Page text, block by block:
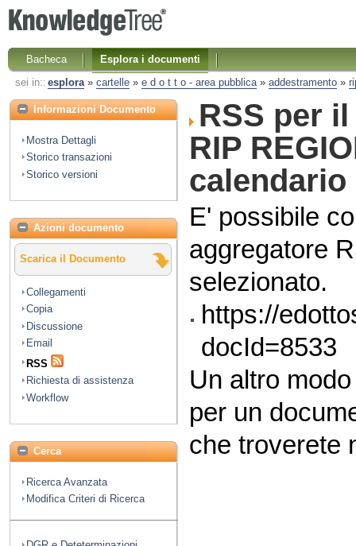
Bacheca
Esplora i documenti
sei in:: esplora» cartelle» e d o t t o - area pubblica» addestramento»
Informazioni Documento
Mostra Dettagli
Storico transazioni
Storico versioni
Azioni documento
Scarica il Documento
Collegamenti
Copia
Discussione
Email
RSS
Richiesta di assistenza
Workflow
Cerca
Ricerca Avanzata
Modifica Criteri di Ricerca
RSS per
RIP
E' possibile
aggregatore
selezionato.
https://
docId=8533
Un altro
per un
che troverete